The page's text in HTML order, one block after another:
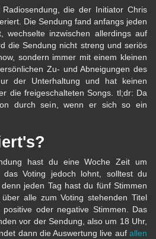
die der Initiator Chris
Die Sendung fand anfangs jeden
wechselte inzwischen allerdings auf
die Sendung nicht streng und seriös
sondern immer mit einem kleinen
Zu- und Abneigungen des
der Unterhaltung und hat keinen
die freigeschalteten Songs. tl;dr: Da
durch sein, wenn er sich so ein
hast du eine Woche Zeit um
das Voting jedoch lohnt, solltest du
jeden Tag hast du fünf Stimmen
alle zum Voting stehenden Titel
oder negative Stimmen. Das
vor der Sendung, also um 18 Uhr,
dann die Auswertung live auf allen